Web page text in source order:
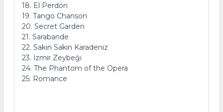
18. El Perdón
19. Tango Chanson
20. Secret Garden
21. Sarabande
22. Sakin Sakin Karadeniz
23. İzmir Zeybeği
24. The Phantom of the Opera
25. Romance